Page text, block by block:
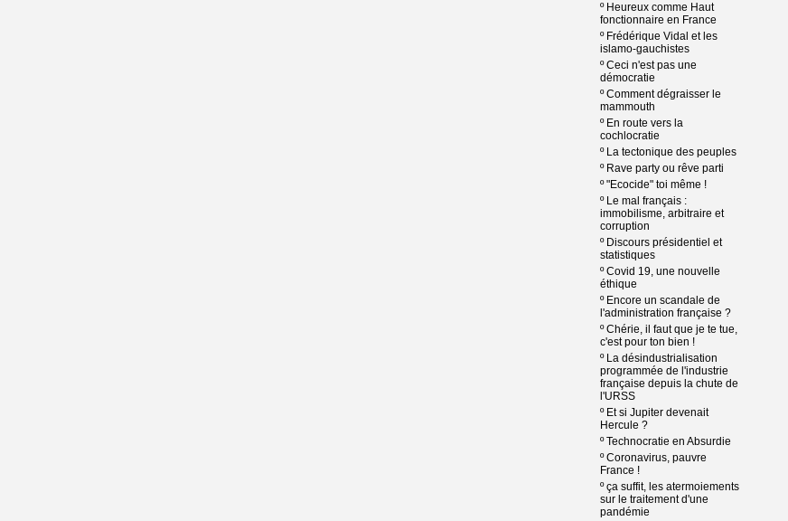
º Heureux comme Haut
fonctionnaire en France
º Frédérique Vidal et les
islamo-gauchistes
ºCeci n'est pas une
démocratie
ºComment dégraisser le
mammouth
º En route vers la
cochlocratie
º La tectonique des peuples
º Rave party ou rêve parti
º"Ecocide" toi même !
º Le mal français :
immobilisme, arbitraire et
corruption
º Discours présidentiel et
statistiques
ºCovid 19, une nouvelle
éthique
º Encore un scandale de
l'administration française ?
ºChérie, il faut que je te tue,
c'est pour ton bien !
º La désindustrialisation
programmée de l'industrie
française depuis la chute de
l'URSS
º Et si Jupiter devenait
Hercule ?
ºTechnocratie en Absurdie
ºCoronavirus, pauvre
France !
ºça suffit, les atermoiements
sur le traitement d'une
pandémie